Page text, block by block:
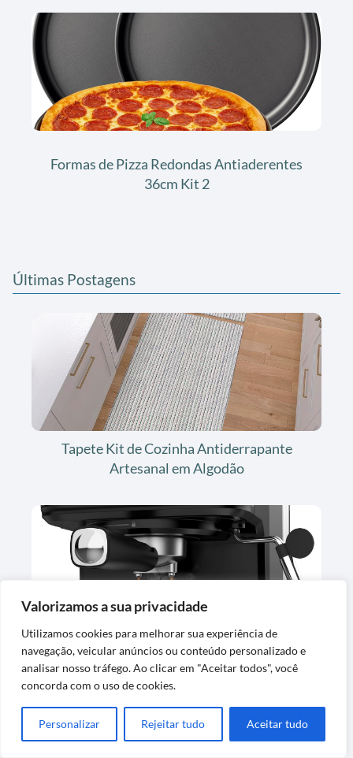
Valorizamos a sua privacidade
Utilizamos cookies para melhorar sua experiência de
navegação, veicular anúncios ou conteúdo personalizado e
analisar nosso tráfego. Ao clicar em "Aceitar todos", você
concorda com o uso de cookies.
Personalizar Rejeitar tudo Aceitar tudo
Formas de Pizza Redondas Antiaderentes
36cm Kit 2
Últimas Postagens
Tapete Kit de Cozinha Antiderrapante
Artesanal em Algodão
Cafeteira Espresso Digital Oster OCAF900
127V